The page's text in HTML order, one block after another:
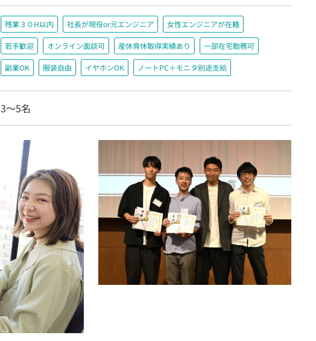
残業３０H以内 社長が現役or元エンジニア 女性エンジニアが在籍
若手歓迎 オンライン面談可 産休育休取得実績あり 一部在宅勤務可
副業OK 服装自由 イヤホンOK ノートPC＋モニタ別途支給
3～5名